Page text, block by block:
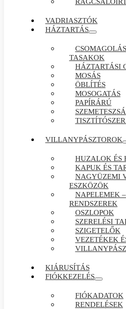
VADRIASZTÓK
HÁZTARTÁS
TASAKOK
HÁZTARTÁSI
MOSÁS
ÖBLÍTÉS
MOSOGATÁS
PAPÍRÁRÚ
VILLANYPÁSZTOROK
HUZALOK ÉS
KAPUK ÉS
NAGYÜZEMI
ESZKÖZÖK
NAPELEMEK
RENDSZEREK
OSZLOPOK
SZERELÉSI
SZIGETELŐK
VEZETÉKEK
KIÁRUSÍTÁS
FIÓKKEZELÉS
FIÓKADATOK
RENDELÉSEK